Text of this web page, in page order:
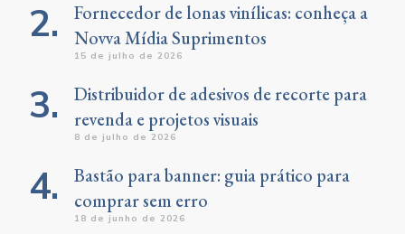
Fornecedor de lonas vinílicas: conheça a
Novva Mídia Suprimentos
15 de julho de 2026
Distribuidor de adesivos de recorte para
revenda e projetos visuais
8 de julho de 2026
Bastão para banner: guia prático para
comprar sem erro
18 de junho de 2026